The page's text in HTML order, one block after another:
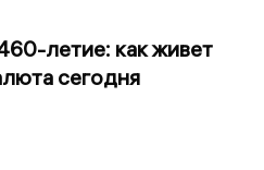
летие: как живет
сегодня